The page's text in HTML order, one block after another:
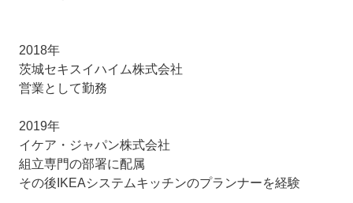
2018年
茨城セキスイハイム株式会社
営業として勤務
2019年
イケア・ジャパン株式会社
組立専門の部署に配属
その後IKEAシステムキッチンのプランナーを経験